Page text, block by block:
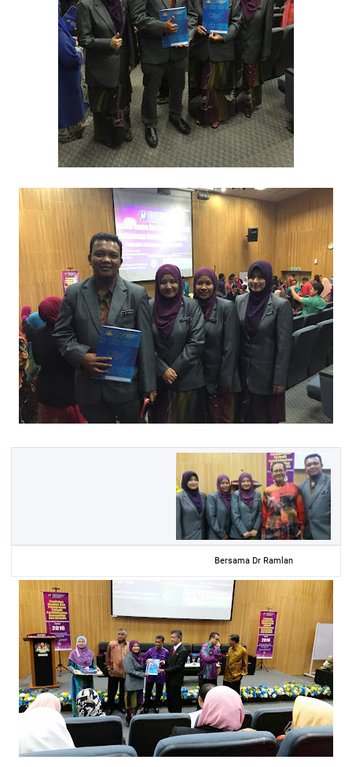
Bersama Dr Ramlan